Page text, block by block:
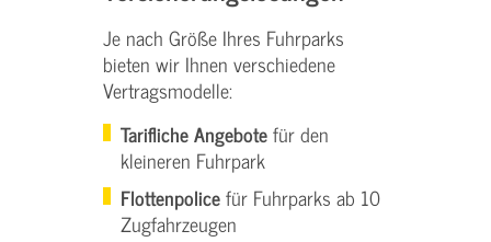
Je nach Größe Ihres Fuhrparks
bieten wir Ihnen verschiedene
Vertragsmodelle:
Tarifliche Angebotefür den
kleineren Fuhrpark
Flottenpolicefür Fuhrparks ab 10
Zugfahrzeugen